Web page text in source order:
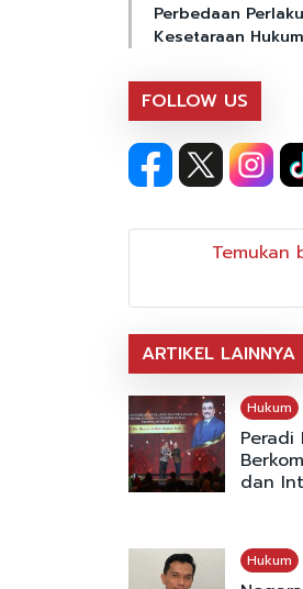
Perbedaan
Kesetaraan Hukum
FOLLOW US
Temukan
ARTIKEL LAINNYA
Hukum
Peradi
dan
Hukum